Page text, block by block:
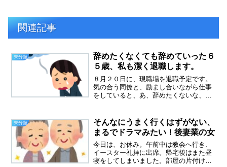
関連記事
未分類
辞めたくなくても辞めていった６
５歳、私も潔く退職します。
８月２０日に、現職場を退職予定です。
気の合う同僚と、励まし合いながら仕事
をしていると、あ、辞めたくないな、も
の仕事が大好きでした。いろんなお客様
がいるけれど、ありがとう...
未分類
そんなにうまく行くはずがない、
まるでドラマみたい！後妻業の女
今日は、お休み。午前中は教会へ行き、
イースター礼拝に出席。帰宅後はまた昼
寝をしてしまいました。部屋の片付けを